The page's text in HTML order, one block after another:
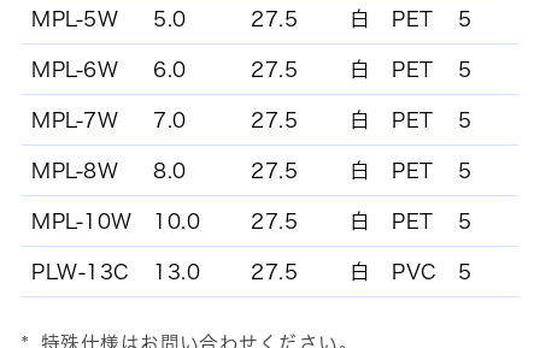
MPL-5W 5.0 27.5 白 PET 5
MPL-6W 6.0 27.5 白 PET 5
MPL-7W 7.0 27.5 白 PET 5
MPL-8W 8.0 27.5 白 PET 5
MPL-10W 10.0 27.5 白 PET 5
PLW-13C 13.0 27.5 白 PVC 5
特殊仕様はお問い合わせください。